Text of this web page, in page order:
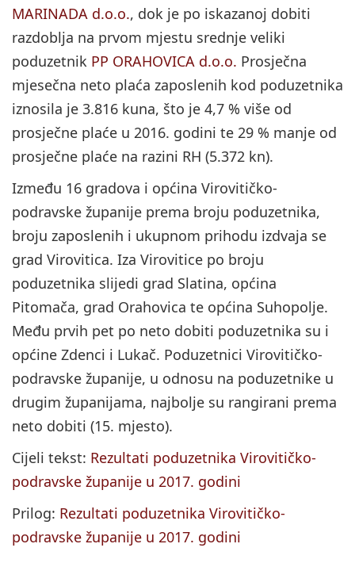
MARINADA d.o.o., dok je po iskazanoj dobiti
razdoblja na prvom mjestu srednje veliki
poduzetnik PP ORAHOVICA d.o.o. Prosječna
mjesečna neto plaća zaposlenih kod poduzetnika
iznosila je 3.816 kuna, što je 4,7 % više od
prosječne plaće u 2016. godini te 29 % manje od
prosječne plaće na razini RH (5.372 kn).
Između 16 gradova i općina Virovitičko-
podravske županije prema broju poduzetnika,
broju zaposlenih i ukupnom prihodu izdvaja se
grad Virovitica. Iza Virovitice po broju
poduzetnika slijedi grad Slatina, općina
Pitomača, grad Orahovica te općina Suhopolje.
Među prvih pet po neto dobiti poduzetnika su i
općine Zdenci i Lukač. Poduzetnici Virovitičko-
podravske županije, u odnosu na poduzetnike u
drugim županijama, najbolje su rangirani prema
neto dobiti (15. mjesto).
Cijeli tekst: Rezultati poduzetnika Virovitičko-
podravske županije u 2017. godini
Prilog: Rezultati poduzetnika Virovitičko-
podravske županije u 2017. godini